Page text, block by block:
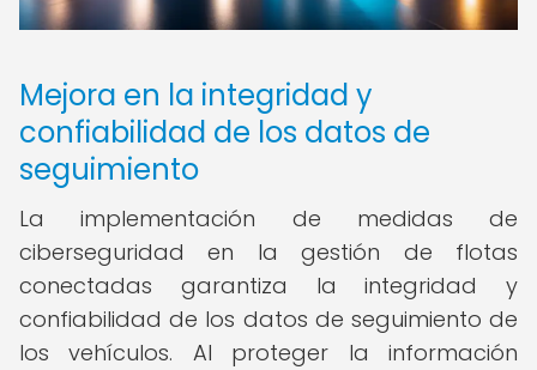
Mejora en la integridad y
confiabilidad de los datos de
seguimiento
La implementación de medidas de
ciberseguridad en la gestión de flotas
conectadas garantiza la integridad y
confiabilidad de los datos de seguimiento de
los vehículos. Al proteger la información